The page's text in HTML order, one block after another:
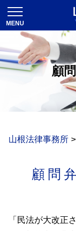
顧
山根法律事務所 >
顧問
「民法が大改正